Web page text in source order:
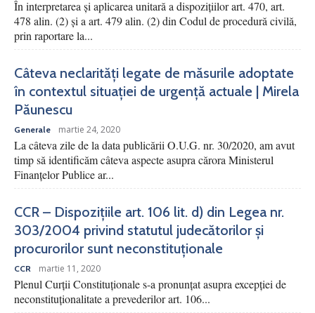
În interpretarea şi aplicarea unitară a dispoziţiilor art. 470, art.
478 alin. (2) şi a art. 479 alin. (2) din Codul de procedură civilă,
prin raportare la...
Câteva neclarități legate de măsurile adoptate
în contextul situației de urgență actuale | Mirela
Păunescu
Generale martie 24, 2020
La câteva zile de la data publicării O.U.G. nr. 30/2020, am avut
timp să identificăm câteva aspecte asupra cărora Ministerul
Finanțelor Publice ar...
CCR – Dispozițiile art. 106 lit. d) din Legea nr.
303/2004 privind statutul judecătorilor și
procurorilor sunt neconstituționale
CCR martie 11, 2020
Plenul Curții Constituționale s-a pronunțat asupra excepției de
neconstituționalitate a prevederilor art. 106...